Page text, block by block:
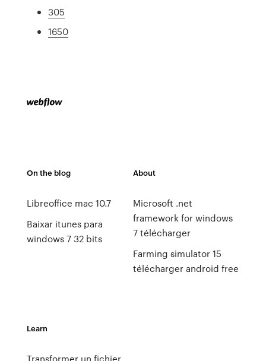
305
1650
On the blog
Libreoffice mac 10.7
Baixar itunes para
windows 7 32 bits
About
Microsoft .net
framework for windows
7 télécharger
Farming simulator 15
télécharger android free
Learn
Transformer un fichier